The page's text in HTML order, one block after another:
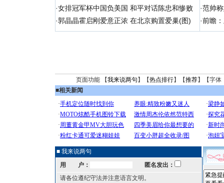
·女排冠军杯中国负美国 和平对话陈忠和惨败
·郭晶晶霍启刚爱意正浓 在北京购置爱巢(图)
·范帅
·前瞻
页面功能 【我来说两句 】【热点排行】【推荐】【字体
■相关新闻
■ 我来说两句
用 户：
匿名发出：
请各位遵纪守法并注意语言文明。